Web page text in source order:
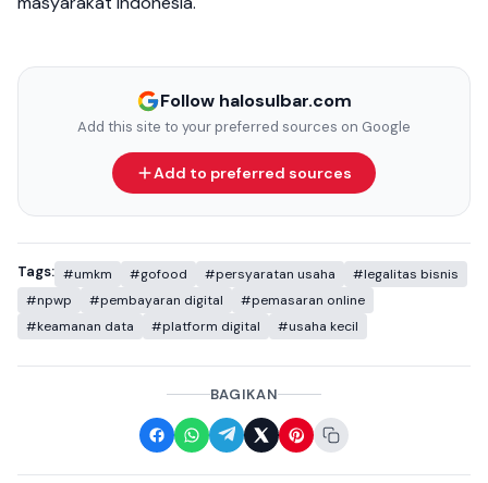
Follow halosulbar.com
Add this site to your preferred sources on Google
Add to preferred sources
Tags: #umkm #gofood #persyaratan usaha
#legalitas bisnis
#npwp
#pembayaran digital
#pemasaran online
#keamanan data
#platform digital #usaha kecil
BAGIKAN